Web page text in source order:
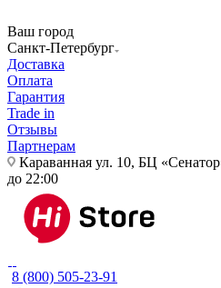
Ваш город
Санкт-Петербург
Доставка
Оплата
Гарантия
Trade in
Отзывы
Партнерам
Караванная ул. 10, БЦ
до 22:00
8 (800) 505-23-91